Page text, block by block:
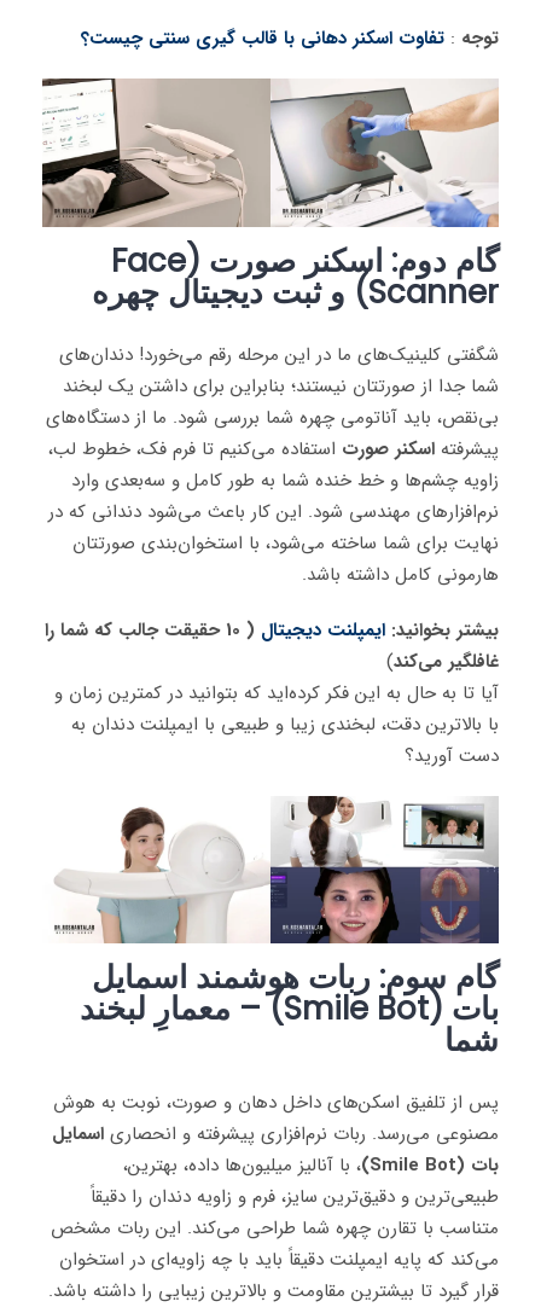
توجه : تفاوت اسکنر دهانی با قالب گیری سنتی چیست؟
گام دوم: اسکنر صورت (Face
Scanner) و ثبت دیجیتال چهره
شگفتی کلینیک‌های ما در این مرحله رقم می‌خورد! دندان‌های
شما جدا از صورتتان نیستند؛ بنابراین برای داشتن یک لبخند
بی‌نقص، باید آناتومی چهره شما بررسی شود. ما از دستگاه‌های
پیشرفته اسکنر صورت استفاده می‌کنیم تا فرم فک، خطوط لب،
زاویه چشم‌ها و خط خنده شما به طور کامل و سه‌بعدی وارد
نرم‌افزارهای مهندسی شود. این کار باعث می‌شود دندانی که در
نهایت برای شما ساخته می‌شود، با استخوان‌بندی صورتتان
هارمونی کامل داشته باشد.
بیشتر بخوانید: ایمپلنت دیجیتال
( 10 حقیقت جالب که شما را
غافلگیر می‌کند)
آیا تا به حال به این فکر کرده‌اید که بتوانید در کمترین زمان و
با بالاترین دقت، لبخندی زیبا و طبیعی با ایمپلنت دندان به
دست آورید؟
گام سوم: ربات هوشمند اسمایل
بات (Smile Bot) – معمارِ لبخند
شما
پس از تلفیق اسکن‌های داخل دهان و صورت، نوبت به هوش
مصنوعی می‌رسد. ربات نرم‌افزاری پیشرفته و انحصاری اسمایل
بات (Smile Bot)
، با آنالیز میلیون‌ها داده، بهترین،
طبیعی‌ترین و دقیق‌ترین سایز، فرم و زاویه دندان را دقیقاً
متناسب با تقارن چهره شما طراحی می‌کند. این ربات مشخص
می‌کند که پایه ایمپلنت دقیقاً باید با چه زاویه‌ای در استخوان
قرار گیرد تا بیشترین مقاومت و بالا‌ترین زیبایی را داشته باشد.